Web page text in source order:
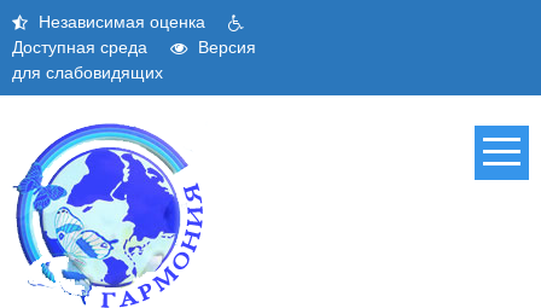
Skip
content
Независимая оценка
Доступная среда
Версия
для слабовидящих